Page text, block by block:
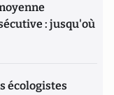
: jusqu'où
écologistes